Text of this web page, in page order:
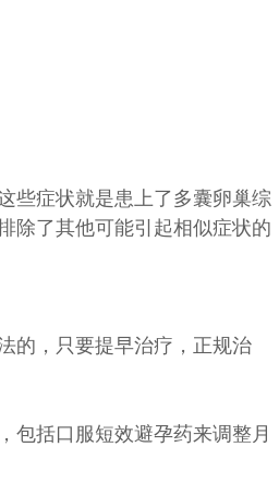
些症状就是患上了多囊卵巢综
除了其他可能引起相似症状的
的，只要提早治疗，正规治
包括口服短效避孕药来调整月